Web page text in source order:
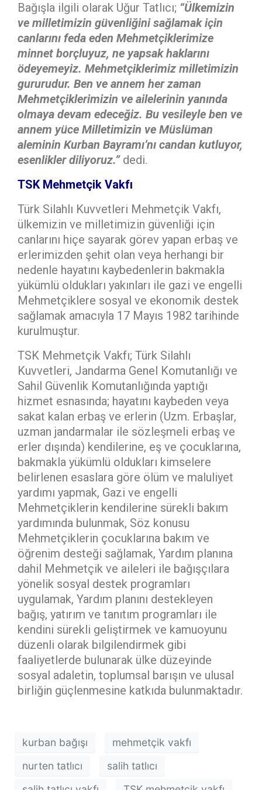
Bağışla ilgili olarak Uğur Tatlıcı; “Ülkemizin
ve milletimizin güvenliğini sağlamak için
canlarını feda eden Mehmetçiklerimize
minnet borçluyuz, ne yapsak haklarını
ödeyemeyiz. Mehmetçiklerimiz milletimizin
gururudur. Ben ve annem her zaman
Mehmetçiklerimizin ve ailelerinin yanında
olmaya devam edeceğiz. Bu vesileyle ben ve
annem yüce Milletimizin ve Müslüman
aleminin Kurban Bayramı’nı candan kutluyor,
esenlikler diliyoruz.” dedi.
TSK Mehmetçik Vakfı
Türk Silahlı Kuvvetleri Mehmetçik Vakfı,
ülkemizin ve milletimizin güvenliği için
canlarını hiçe sayarak görev yapan erbaş ve
erlerimizden şehit olan veya herhangi bir
nedenle hayatını kaybedenlerin bakmakla
yükümlü oldukları yakınları ile gazi ve engelli
Mehmetçiklere sosyal ve ekonomik destek
sağlamak amacıyla 17 Mayıs 1982 tarihinde
kurulmuştur.
TSK Mehmetçik Vakfı; Türk Silahlı
Kuvvetleri, Jandarma Genel Komutanlığı ve
Sahil Güvenlik Komutanlığında yaptığı
hizmet esnasında; hayatını kaybeden veya
sakat kalan erbaş ve erlerin (Uzm. Erbaşlar,
uzman jandarmalar ile sözleşmeli erbaş ve
erler dışında) kendilerine, eş ve çocuklarına,
bakmakla yükümlü oldukları kimselere
belirlenen esaslara göre ölüm ve maluliyet
yardımı yapmak, Gazi ve engelli
Mehmetçiklerin kendilerine sürekli bakım
yardımında bulunmak, Söz konusu
Mehmetçiklerin çocuklarına bakım ve
öğrenim desteği sağlamak, Yardım planına
dahil Mehmetçik ve aileleri ile bağışçılara
yönelik sosyal destek programları
uygulamak, Yardım planını destekleyen
bağış, yatırım ve tanıtım programları ile
kendini sürekli geliştirmek ve kamuoyunu
düzenli olarak bilgilendirmek gibi
faaliyetlerde bulunarak ülke düzeyinde
sosyal adaletin, toplumsal barışın ve ulusal
birliğin güçlenmesine katkıda bulunmaktadır.
kurban bağışı
mehmetçik vakfı
nurten tatlıcı
salih tatlıcı